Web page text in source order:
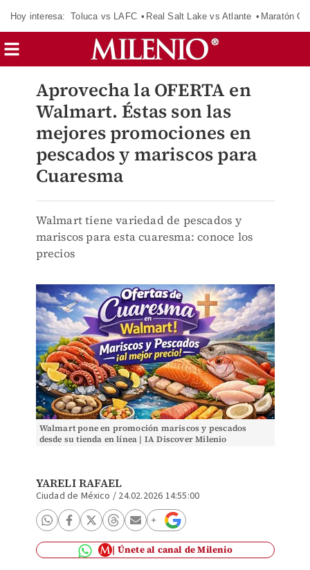
Hoy interesa: Toluca vs LAFC Real Salt Lake vs Atlante Maratón
Aprovecha la OFERTA en
Walmart. Éstas son las
mejores promociones en
pescados y mariscos para
Cuaresma
Walmart tiene variedad de pescados y
mariscos para esta cuaresma: conoce los
precios
Walmart pone en promoción mariscos y pescados
desde su tienda en línea | IA Discover Milenio
YARELI RAFAEL
Ciudad de México / 24.02.2026 14:55:00
Únete al canal de Milenio